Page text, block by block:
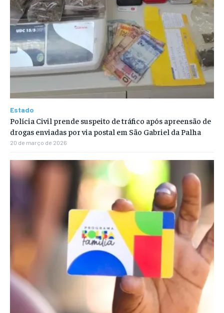
Estado
Polícia Civil prende suspeito de tráfico após apreensão de
drogas enviadas por via postal em São Gabriel da Palha
20 de março de 2026